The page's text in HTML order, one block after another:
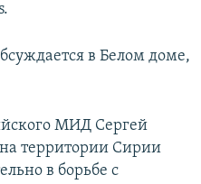
в Белом доме,
МИД Сергей
на территории Сирии
в борьбе с